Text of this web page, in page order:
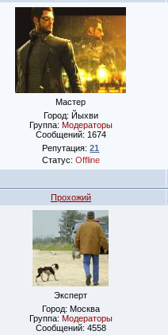
Мастер
Город: Йыхви
Группа: Модераторы
Сообщений: 1674
Репутация:21
Статус: Offline
Прохожий
Эксперт
Город: Москва
Группа: Модераторы
Сообщений: 4558